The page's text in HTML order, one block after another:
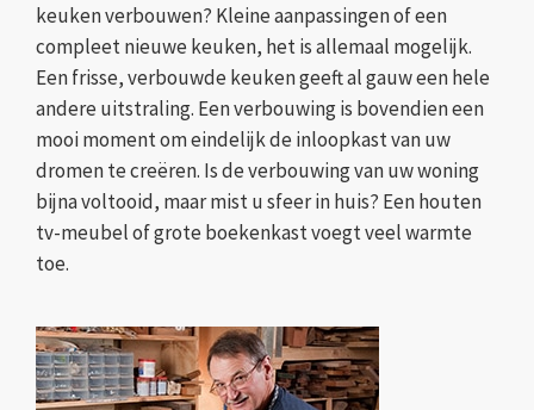
keuken verbouwen? Kleine aanpassingen of een
compleet nieuwe keuken, het is allemaal mogelijk.
Een frisse, verbouwde keuken geeft al gauw een hele
andere uitstraling. Een verbouwing is bovendien een
mooi moment om eindelijk de inloopkast van uw
dromen te creëren. Is de verbouwing van uw woning
bijna voltooid, maar mist u sfeer in huis? Een houten
tv-meubel of grote boekenkast voegt veel warmte
toe.